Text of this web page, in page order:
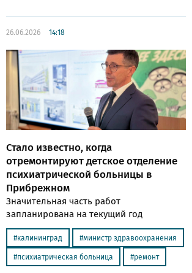
26.06.2026 14:18
Стало известно, когда
отремонтируют детское отделение
психиатрической больницы в
Прибрежном
Значительная часть работ
запланирована на текущий год
калининград министр здравоохранения
психиатрическая больница ремонт